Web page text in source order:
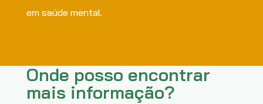
em saúde mental.
Onde posso encontrar
mais informação?